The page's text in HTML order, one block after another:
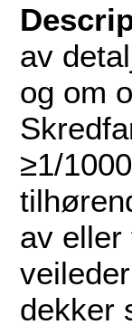
av
og om
≥1/
av eller
dekker